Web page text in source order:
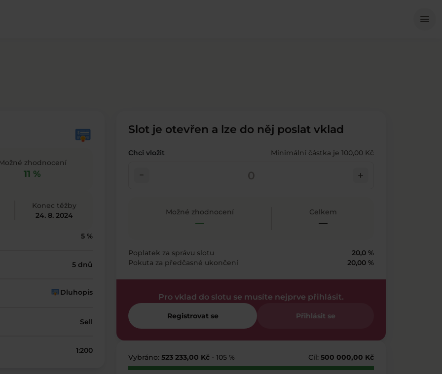
menu
Možné zhodnocení
11 %
Konec těžby
24. 8. 2024
5 %
5 dnů
Dluhopis
Sell
1:200
Slot je otevřen a lze do něj poslat vklad
Chci vložit Minimální částka je 100,00 Kč
check_indeterminate_small add
Možné zhodnocení
—
Celkem
—
Poplatek za správu slotu
20,0 %
Pokuta za předčasné ukončení
20,00 %
Pro vklad do slotu se musíte nejprve přihlásit.
Registrovat se Přihlásit se
Vybráno: 523 233,00 Kč - 105 % Cíl: 500 000,00 Kč